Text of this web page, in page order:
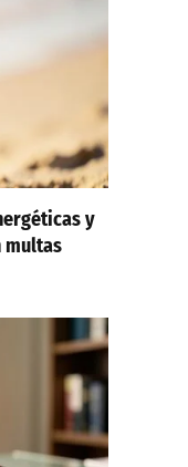
y
multas